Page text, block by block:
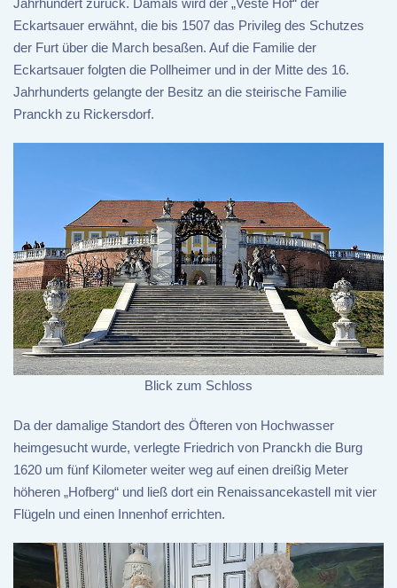
Jahrhundert zurück. Damals wird der „Veste Hof“ der
Eckartsauer erwähnt, die bis 1507 das Privileg des Schutzes
der Furt über die March besaßen. Auf die Familie der
Eckartsauer folgten die Pollheimer und in der Mitte des 16.
Jahrhunderts gelangte der Besitz an die steirische Familie
Pranckh zu Rickersdorf.
Blick zum Schloss
Da der damalige Standort des Öfteren von Hochwasser
heimgesucht wurde, verlegte Friedrich von Pranckh die Burg
1620 um fünf Kilometer weiter weg auf einen dreißig Meter
höheren „Hofberg“ und ließ dort ein Renaissancekastell mit vier
Flügeln und einen Innenhof errichten.